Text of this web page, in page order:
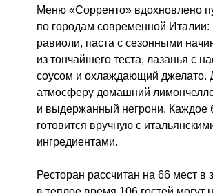
соусом и охлаждающий джелато. Дополняют
атмосферу домашний лимончелло
и выдержанный негрони. Каждое блюдо
готовится вручную с итальянскими
Ресторан рассчитан на 66 мест в зале,
в теплое время 106 гостей могут насладиться
блюдами на террасе.